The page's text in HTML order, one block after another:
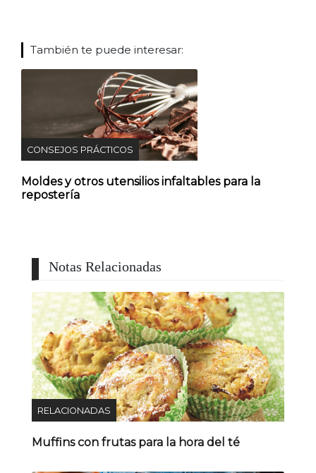
También te puede interesar:
CONSEJOS PRÁCTICOS
Moldes y otros utensilios infaltables para la
repostería
Notas Relacionadas
RELACIONADAS
Muffins con frutas para la hora del té